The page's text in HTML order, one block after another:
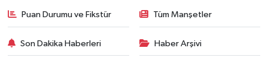
Puan Durumu ve Fikstür Tüm Manşetler
Son Dakika Haberleri Haber Arşivi